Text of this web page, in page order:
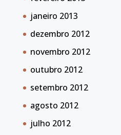
janeiro 2013
dezembro 2012
novembro 2012
outubro 2012
setembro 2012
agosto 2012
julho 2012